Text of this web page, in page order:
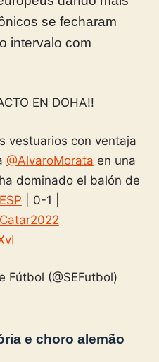
se fecharam
intervalo com
EN DOHA!!
vestuarios con ventaja
@AlvaroMorata en una
dominado el balón de
| 0-1 |
Fútbol (@SEFutbol)
e choro alemão